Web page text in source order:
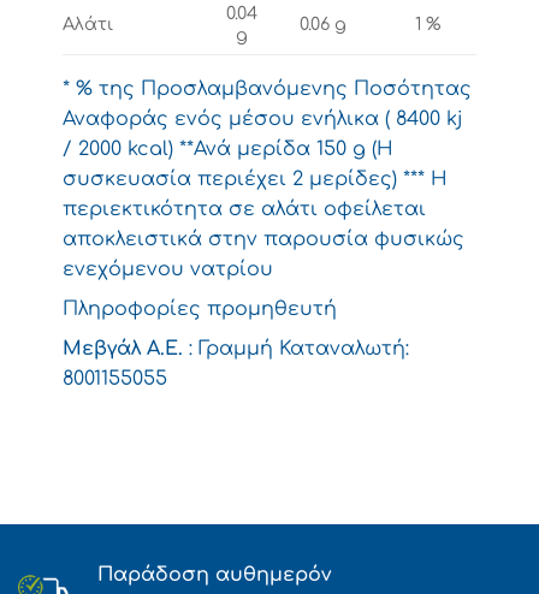
Αλάτι
0.04
g
0.06 g 1 %
* % της Προσλαμβανόμενης Ποσότητας
Αναφοράς ενός μέσου ενήλικα ( 8400 kj
/ 2000 kcal) **Ανά μερίδα 150 g (Η
συσκευασία περιέχει 2 μερίδες) *** Η
περιεκτικότητα σε αλάτι οφείλεται
αποκλειστικά στην παρουσία φυσικώς
ενεχόμενου νατρίου
Πληροφορίες προμηθευτή
Μεβγάλ A.E. : Γραμμή Καταναλωτή:
8001155055
Παράδοση αυθημερόν